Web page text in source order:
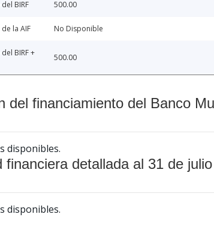
BIRF 500.00
la AIF No Disponible
BIRF +
500.00
del financiamiento del Banco
disponibles.
financiera detallada al 31 de
disponibles.